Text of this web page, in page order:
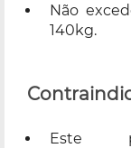
Não
140kg.
Este